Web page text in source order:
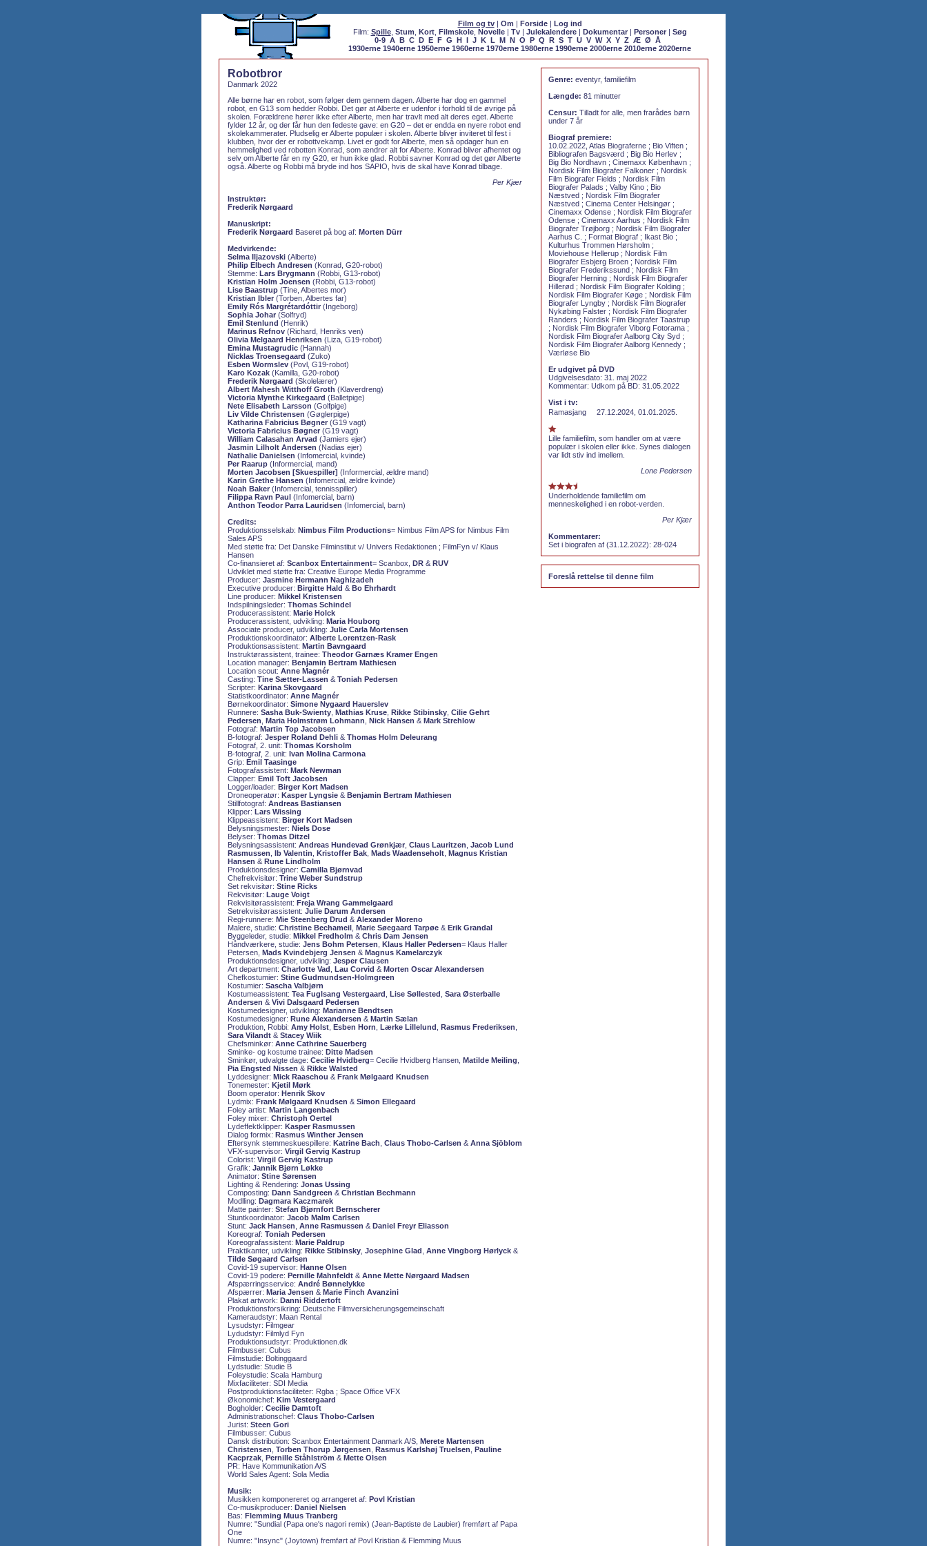
Film og tv| Om | Forside| Log ind
Film: Spille, Stum Kort, Filmskole, Novelle| Tv| Julekalendere| Dokumentar| Personer| Søg
0-9 A B C D E F G H I J K L M N O P Q R S T U V W X Y Z Æ Ø Å
1930erne 1940erne 1950erne 1960erne 1970erne 1980erne 1990erne 2000erne 2010erne 2020erne
Robotbror
Danmark 2022
Alle børne har en robot, som følger dem gennem dagen. Alberte har dog en gammel
robot, en G13 som hedder Robbi. Det gør at Alberte er udenfor i forhold til de øvrige på
skolen. Forældrene hører ikke efter Alberte, men har travlt med alt deres eget. Alberte
fylder 12 år, og der får hun den fedeste gave: en G20 – det er endda en nyere robot end
skolekammerater. Pludselig er Alberte populær i skolen. Alberte bliver inviteret til fest i
klubben, hvor der er robottvekamp. Livet er godt for Alberte, men så opdager hun en
hemmelighed ved robotten Konrad, som ændrer alt for Alberte. Konrad bliver afhentet og
selv om Alberte får en ny G20, er hun ikke glad. Robbi savner Konrad og det gør Alberte
også. Alberte og Robbi må bryde ind hos SAPIO, hvis de skal have Konrad tilbage.
Per Kjær
Instruktør:
Frederik Nørgaard
Manuskript:
Frederik Nørgaard Baseret på bog af: Morten Dürr
Medvirkende:
Selma Iljazovski (Alberte)
Philip Elbech Andresen (Konrad, G20-robot)
Stemme: Lars Brygmann (Robbi, G13-robot)
Kristian Holm Joensen (Robbi, G13-robot)
Lise Baastrup (Tine, Albertes mor)
Kristian Ibler (Torben, Albertes far)
Emily Rós Margrétardóttir (Ingeborg)
Sophia Johar (Solfryd)
Emil Stenlund (Henrik)
Marinus Refnov (Richard, Henriks ven)
Olivia Melgaard Henriksen (Liza, G19-robot)
Emina Mustagrudic (Hannah)
Nicklas Troensegaard (Zuko)
Esben Wormslev (Povl, G19-robot)
Karo Kozak (Kamilla, G20-robot)
Frederik Nørgaard (Skolelærer)
Albert Mahesh Witthoff Groth (Klaverdreng)
Victoria Mynthe Kirkegaard (Balletpige)
Nete Elisabeth Larsson (Golfpige)
Liv Vilde Christensen (Gøglerpige)
Katharina Fabricius Bøgner (G19 vagt)
Victoria Fabricius Bøgner (G19 vagt)
William Calasahan Arvad (Jamiers ejer)
Jasmin Lilholt Andersen (Nadias ejer)
Nathalie Danielsen (Infomercial, kvinde)
Per Raarup (Informercial, mand)
Morten Jacobsen [Skuespiller] (Informercial, ældre mand)
Karin Grethe Hansen (Infomercial, ældre kvinde)
Noah Baker (Infomercial, tennisspiller)
Filippa Ravn Paul (Infomercial, barn)
Anthon Teodor Parra Lauridsen (Infomercial, barn)
Credits:
Produktionsselskab: Nimbus Film Productions= Nimbus Film APS for Nimbus Film
Sales APS
Med støtte fra: Det Danske Filminstitut v/ Univers Redaktionen ; FilmFyn v/ Klaus
Hansen
Co-finansieret af: Scanbox Entertainment= Scanbox, DR & RUV
Udviklet med støtte fra: Creative Europe Media Programme
Producer: Jasmine Hermann Naghizadeh
Executive producer: Birgitte Hald & Bo Ehrhardt
Line producer: Mikkel Kristensen
Indspilningsleder: Thomas Schindel
Producerassistent: Marie Holck
Producerassistent, udvikling: Maria Houborg
Associate producer, udvikling: Julie Carla Mortensen
Produktionskoordinator: Alberte Lorentzen-Rask
Produktionsassistent: Martin Bavngaard
Instruktørassistent, trainee: Theodor Garnæs Kramer Engen
Location manager: Benjamin Bertram Mathiesen
Location scout: Anne Magnér
Casting: Tine Sætter-Lassen & Toniah Pedersen
Scripter: Karina Skovgaard
Statistkoordinator: Anne Magnér
Børnekoordinator: Simone Nygaard Hauerslev
Runnere: Sasha Buk-Swienty Mathias Kruse Rikke Stibinsky Cilie Gehrt
Pedersen Maria Holmstrøm Lohmann Nick Hansen & Mark Strehlow
Fotograf: Martin Top Jacobsen
B-fotograf: Jesper Roland Dehli & Thomas Holm Deleurang
Fotograf, 2. unit: Thomas Korsholm
B-fotograf, 2. unit: Ivan Molina Carmona
Grip: Emil Taasinge
Fotografassistent: Mark Newman
Clapper: Emil Toft Jacobsen
Logger/loader: Birger Kort Madsen
Droneoperatør: Kasper Lyngsie & Benjamin Bertram Mathiesen
Stillfotograf: Andreas Bastiansen
Klipper: Lars Wissing
Klippeassistent: Birger Kort Madsen
Belysningsmester: Niels Dose
Belyser: Thomas Ditzel
Belysningsassistent: Andreas Hundevad Grønkjær Claus Lauritzen Jacob Lund
Rasmussen Ib Valentin Kristoffer Bak Mads Waadenseholt Magnus Kristian
Hansen & Rune Lindholm
Produktionsdesigner: Camilla Bjørnvad
Chefrekvisitør: Trine Weber Sundstrup
Set rekvisitør: Stine Ricks
Rekvisitør: Lauge Voigt
Rekvisitørassistent: Freja Wrang Gammelgaard
Setrekvisitørassistent: Julie Darum Andersen
Regi-runnere: Mie Steenberg Drud & Alexander Moreno
Malere, studie: Christine Bechameil Marie Søegaard Tarpøe & Erik Grandal
Byggeleder, studie: Mikkel Fredholm & Chris Dam Jensen
Håndværkere, studie: Jens Bohm Petersen Klaus Haller Pedersen= Klaus Haller
Petersen, Mads Kvindebjerg Jensen & Magnus Kamelarczyk
Produktionsdesigner, udvikling: Jesper Clausen
Art department: Charlotte Vad Lau Corvid & Morten Oscar Alexandersen
Chefkostumier: Stine Gudmundsen-Holmgreen
Kostumier: Sascha Valbjørn
Kostumeassistent: Tea Fuglsang Vestergaard Lise Søllested Sara Østerballe
Andersen & Vivi Dalsgaard Pedersen
Kostumedesigner, udvikling: Marianne Bendtsen
Kostumedesigner: Rune Alexandersen & Martin Sælan
Produktion, Robbi: Amy Holst Esben Horn Lærke Lillelund Rasmus Frederiksen
Sara Vilandt & Stacey Wiik
Chefsminkør: Anne Cathrine Sauerberg
Sminke- og kostume trainee: Ditte Madsen
Sminkør, udvalgte dage: Cecilie Hvidberg= Cecilie Hvidberg Hansen, Matilde Meiling
Pia Engsted Nissen & Rikke Walsted
Lyddesigner: Mick Raaschou & Frank Mølgaard Knudsen
Tonemester: Kjetil Mørk
Boom operator: Henrik Skov
Lydmix: Frank Mølgaard Knudsen & Simon Ellegaard
Foley artist: Martin Langenbach
Foley mixer: Christoph Oertel
Lydeffektklipper: Kasper Rasmussen
Dialog formix: Rasmus Winther Jensen
Eftersynk stemmeskuespillere: Katrine Bach Claus Thobo-Carlsen & Anna Sjöblom
VFX-supervisor: Virgil Gervig Kastrup
Colorist: Virgil Gervig Kastrup
Grafik: Jannik Bjørn Løkke
Animator: Stine Sørensen
Lighting & Rendering: Jonas Ussing
Composting: Dann Sandgreen & Christian Bechmann
Modlling: Dagmara Kaczmarek
Matte painter: Stefan Bjørnfort Bernscherer
Stuntkoordinator: Jacob Malm Carlsen
Stunt: Jack Hansen Anne Rasmussen & Daniel Freyr Eliasson
Koreograf: Toniah Pedersen
Koreografassistent: Marie Paldrup
Praktikanter, udvikling: Rikke Stibinsky Josephine Glad Anne Vingborg Hørlyck &
Tilde Søgaard Carlsen
Covid-19 supervisor: Hanne Olsen
Covid-19 podere: Pernille Mahnfeldt & Anne Mette Nørgaard Madsen
Afspærringsservice: André Bønnelykke
Afspærrer: Maria Jensen & Marie Finch Avanzini
Plakat artwork: Danni Riddertoft
Produktionsforsikring: Deutsche Filmversicherungsgemeinschaft
Kameraudstyr: Maan Rental
Lysudstyr: Filmgear
Lydudstyr: Filmlyd Fyn
Produktionsudstyr: Produktionen.dk
Filmbusser: Cubus
Filmstudie: Boltinggaard
Lydstudie: Studie B
Foleystudie: Scala Hamburg
Mixfaciliteter: SDI Media
Postproduktionsfaciliteter: Rgba ; Space Office VFX
Økonomichef: Kim Vestergaard
Bogholder: Cecilie Damtoft
Administrationschef: Claus Thobo-Carlsen
Jurist: Steen Gori
Filmbusser: Cubus
Dansk distribution: Scanbox Entertainment Danmark A/S, Merete Martensen
Christensen Torben Thorup Jørgensen Rasmus Karlshøj Truelsen Pauline
Kacprzak Pernille Ståhlström & Mette Olsen
PR: Have Kommunikation A/S
World Sales Agent: Sola Media
Musik:
Musikken komponereret og arrangeret af: Povl Kristian
Co-musikproducer: Daniel Nielsen
Bas: Flemming Muus Tranberg
Numre: "Sundial (Papa one's nagori remix) (Jean-Baptiste de Laubier) fremført af Papa
One
Numre: "Insync" (Joytown) fremført af Povl Kristian & Flemming Muus
Genre: eventyr, familiefilm
Længde: 81 minutter
Censur: Tilladt for alle, men frarådes børn
under 7 år
Biograf premiere:
10.02.2022, Atlas Biograferne ; Bio Viften ;
Bibliografen Bagsværd ; Big Bio Herlev ;
Big Bio Nordhavn ; Cinemaxx København ;
Nordisk Film Biografer Falkoner ; Nordisk
Film Biografer Fields ; Nordisk Film
Biografer Palads ; Valby Kino ; Bio
Næstved ; Nordisk Film Biografer
Næstved ; Cinema Center Helsingør ;
Cinemaxx Odense ; Nordisk Film Biografer
Odense ; Cinemaxx Aarhus ; Nordisk Film
Biografer Trøjborg ; Nordisk Film Biografer
Aarhus C. ; Format Biograf ; Ikast Bio ;
Kulturhus Trommen Hørsholm ;
Moviehouse Hellerup ; Nordisk Film
Biografer Esbjerg Broen ; Nordisk Film
Biografer Frederikssund ; Nordisk Film
Biografer Herning ; Nordisk Film Biografer
Hillerød ; Nordisk Film Biografer Kolding ;
Nordisk Film Biografer Køge ; Nordisk Film
Biografer Lyngby ; Nordisk Film Biografer
Nykøbing Falster ; Nordisk Film Biografer
Randers ; Nordisk Film Biografer Taastrup
; Nordisk Film Biografer Viborg Fotorama ;
Nordisk Film Biografer Aalborg City Syd ;
Nordisk Film Biografer Aalborg Kennedy ;
Værløse Bio
Er udgivet på DVD
Udgivelsesdato: 31. maj 2022
Kommentar: Udkom på BD: 31.05.2022
Vist i tv:
Ramasjang
27.12.2024, 01.01.2025.
Lille familiefilm, som handler om at være
populær i skolen eller ikke. Synes dialogen
var lidt stiv ind imellem.
Lone Pedersen
Underholdende familiefilm om
menneskelighed i en robot-verden.
Per Kjær
Kommentarer:
Set i biografen af (31.12.2022): 28-024
Foreslå rettelse til denne film